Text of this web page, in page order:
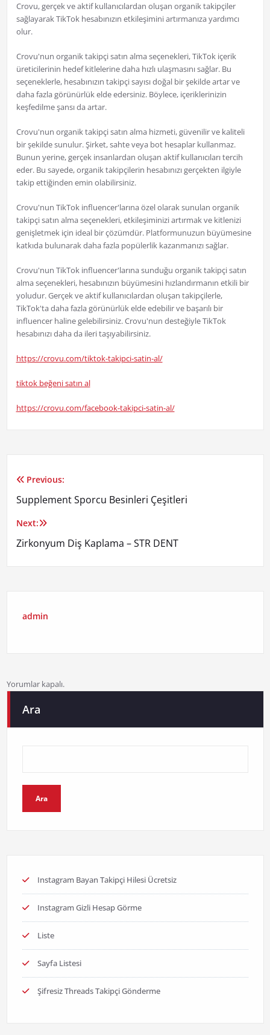
Crovu, gerçek ve aktif kullanıcılardan oluşan organik takipçiler
sağlayarak TikTok hesabınızın etkileşimini artırmanıza yardımcı
olur.
Crovu'nun organik takipçi satın alma seçenekleri, TikTok içerik
üreticilerinin hedef kitlelerine daha hızlı ulaşmasını sağlar. Bu
seçeneklerle, hesabınızın takipçi sayısı doğal bir şekilde artar ve
daha fazla görünürlük elde edersiniz. Böylece, içeriklerinizin
keşfedilme şansı da artar.
Crovu'nun organik takipçi satın alma hizmeti, güvenilir ve kaliteli
bir şekilde sunulur. Şirket, sahte veya bot hesaplar kullanmaz.
Bunun yerine, gerçek insanlardan oluşan aktif kullanıcıları tercih
eder. Bu sayede, organik takipçilerin hesabınızı gerçekten ilgiyle
takip ettiğinden emin olabilirsiniz.
Crovu'nun TikTok influencer'larına özel olarak sunulan organik
takipçi satın alma seçenekleri, etkileşiminizi artırmak ve kitlenizi
genişletmek için ideal bir çözümdür. Platformunuzun büyümesine
katkıda bulunarak daha fazla popülerlik kazanmanızı sağlar.
Crovu'nun TikTok influencer'larına sunduğu organik takipçi satın
alma seçenekleri, hesabınızın büyümesini hızlandırmanın etkili bir
yoludur. Gerçek ve aktif kullanıcılardan oluşan takipçilerle,
TikTok'ta daha fazla görünürlük elde edebilir ve başarılı bir
influencer haline gelebilirsiniz. Crovu'nun desteğiyle TikTok
hesabınızı daha da ileri taşıyabilirsiniz.
https://crovu.com/tiktok-takipci-satin-al/
tiktok beğeni satın al
https://crovu.com/facebook-takipci-satin-al/
Yazı
gezinmesi
Previous:
Supplement Sporcu Besinleri Çeşitleri
Next:
Zirkonyum Diş Kaplama – STR DENT
admin
Yorumlar kapalı.
Ara
Ara
Instagram Bayan Takipçi Hilesi Ücretsiz
Instagram Gizli Hesap Görme
Liste
Sayfa Listesi
Şifresiz Threads Takipçi Gönderme